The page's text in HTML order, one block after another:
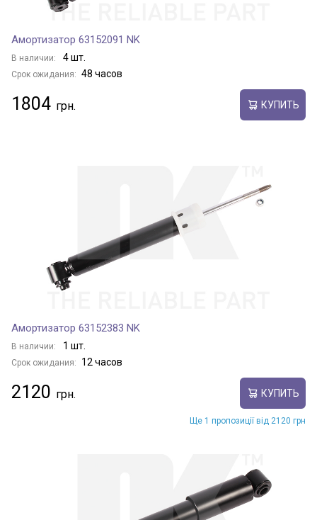
Амортизатор 63152091 NK
В наличии: 4 шт.
Срок ожидания: 48 часов
1804 КУПИТЬ
Амортизатор 63152383 NK
В наличии: 1 шт.
Срок ожидания: 12 часов
2120 КУПИТЬ
Ще 1 пропозиції від 2120 грн